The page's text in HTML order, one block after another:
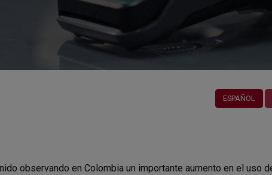
ESPAÑOL
observando en Colombia un importante aumento en el uso